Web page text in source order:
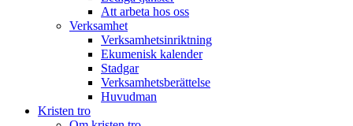
Att arbeta hos oss
Verksamhet
Verksamhetsinriktning
Ekumenisk kalender
Stadgar
Verksamhetsberättelse
Huvudman
Kristen tro